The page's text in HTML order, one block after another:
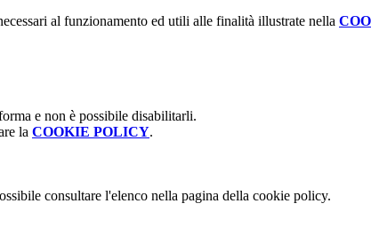
al funzionamento ed utili alle finalità illustrate nella
e non è possibile disabilitarli.
la COOKIE POLICY.
consultare l'elenco nella pagina della cookie policy.